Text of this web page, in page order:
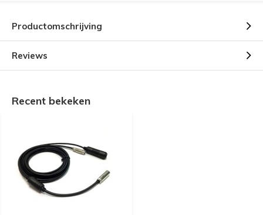
Productomschrijving
Reviews
Recent bekeken